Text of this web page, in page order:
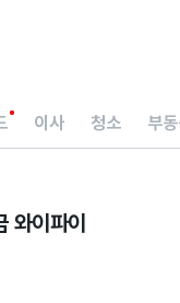
이사 청소 부
와이파이